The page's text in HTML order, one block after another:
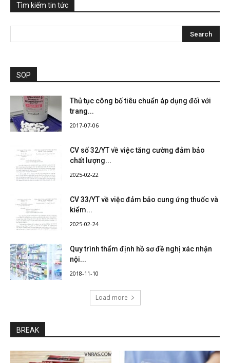
Tìm kiếm tin tức
SOP
Thủ tục công bố tiêu chuẩn áp dụng đối với
trang...
2017-07-06
CV số 32/YT về việc tăng cường đảm bảo
chất lượng...
2025-02-22
CV 33/YT về việc đảm bảo cung ứng thuốc và
kiểm...
2025-02-24
Quy trình thẩm định hồ sơ đề nghị xác nhận
nội...
2018-11-10
Load more
BREAK